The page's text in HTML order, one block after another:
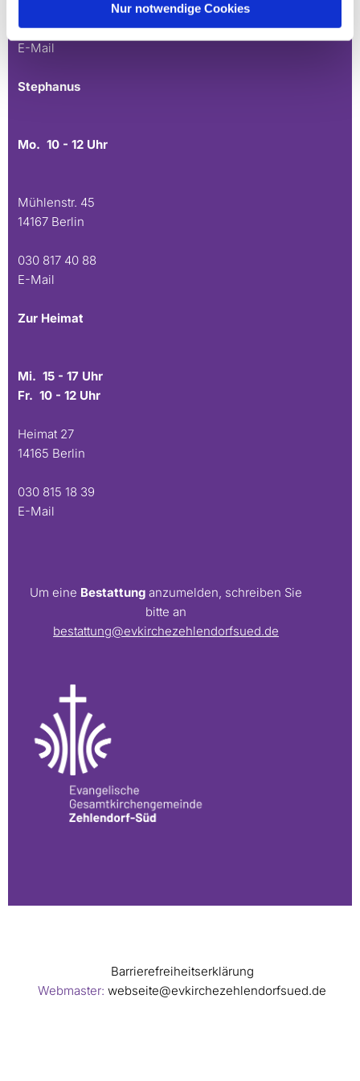
Nur notwendige Cookies
030 815 45 54
E-Mail
Stephanus
Mo. 10 - 12 Uhr
Mühlenstr. 45
14167 Berlin
030 817 40 88
E-Mail
Zur Heimat
Mi. 15 - 17 Uhr
Fr. 10 - 12 Uhr
Heimat 27
14165 Berlin
030 815 18 39
E-Mail
Um eine Bestattung anzumelden, schreiben Sie
bitte an
bestattung@evkirchezehlendorfsued.de
Barrierefreiheitserklärung
Webmaster: webseite@evkirchezehlendorfsued.de